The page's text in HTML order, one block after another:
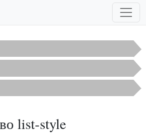
содержанию
list-style